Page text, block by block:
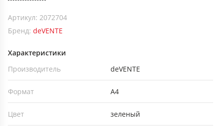
Артикул: 2072704
Бренд: deVENTE
Характеристики
Производитель
deVENTE
Формат А4
Цвет зеленый